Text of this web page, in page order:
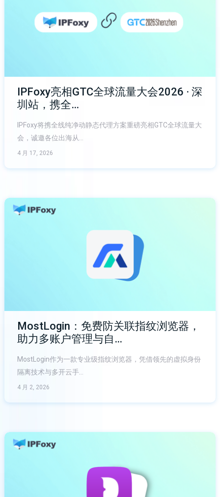
IPFoxy亮相GTC全球流量大会2026 · 深
圳站，携全…
4 月 17, 2026
IPFoxy将携全线纯净动静态代理方案重磅亮相GTC全球流量大
会，诚邀各位出海从…
MostLogin：免费防关联指纹浏览器，
助力多账户管理与自…
4 月 2, 2026
MostLogin作为一款专业级指纹浏览器，凭借领先的虚拟身份
隔离技术与多开云手…